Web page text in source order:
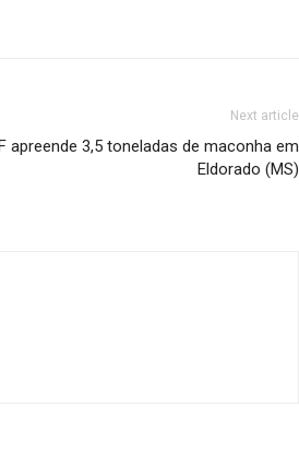
Next article
apreende 3,5 toneladas de maconha em
Eldorado (MS)